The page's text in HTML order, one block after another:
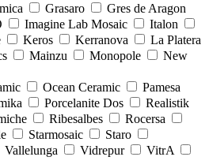
Grasaro
Gres de Aragon
Imagine Lab Mosaic
Italon
Keros Kerranova
La Platera
Mainzu Monopole
New
Ocean Ceramic
Pamesa
Porcelanite Dos
Realistik
Ribesalbes
Rocersa
Starmosaic
Staro
Vallelunga Vidrepur
VitrA